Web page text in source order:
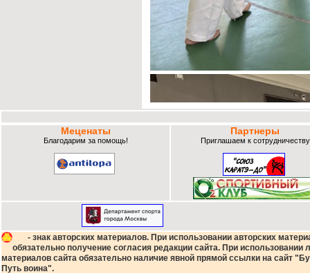
Меценаты
Благодарим за помощь!
Партнеры
Приглашаем к
- знак авторских материалов. При использовании авторских
обязательно получение согласия редакции сайта. При использовании
материалов сайта обязательно наличие явной прямой ссылки на сайт
Путь воина".